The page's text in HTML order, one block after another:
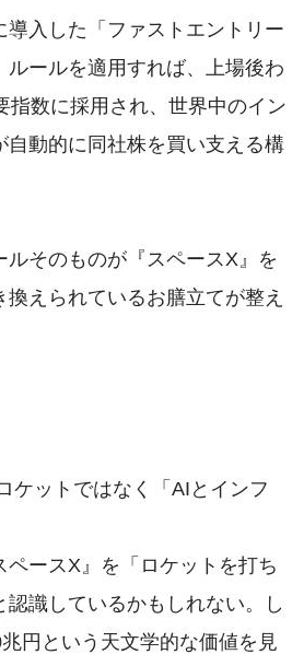
導入した「ファストエントリー
ルールを適用すれば、上場後わ
指数に採用され、世界中のイン
自動的に同社株を買い支える構
そのものが『スペースX』を
えられているお膳立てが整え
ケットではなく「AIとインフ
ースX』を「ロケットを打ち
認識しているかもしれない。し
円という天文学的な価値を見